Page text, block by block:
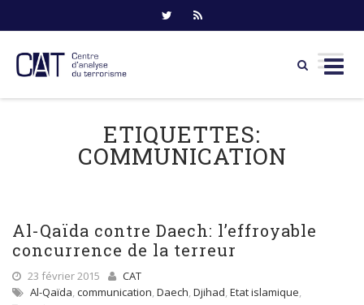
ETIQUETTES:
COMMUNICATION
Al-Qaïda contre Daech: l’effroyable
concurrence de la terreur
23 février 2015
CAT
Al-Qaïda, communication, Daech, Djihad, Etat islamique,